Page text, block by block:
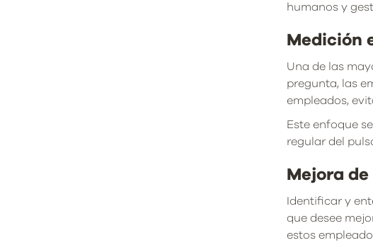
humanos y
Medición
Una de las
pregunta, las
empleados,
Este enfoque
regular del
Mejora
Identificar y
que desee
estos